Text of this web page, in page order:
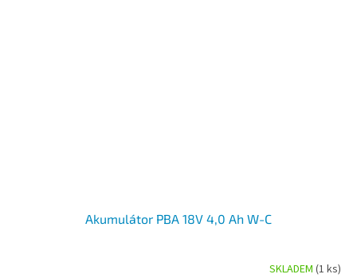
Akumulátor PBA 18V 4,0 Ah W-C
SKLADEM(1 ks)